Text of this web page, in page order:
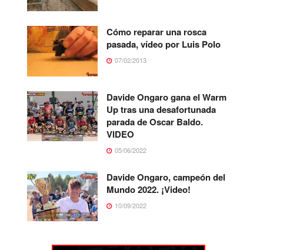
Cómo reparar una rosca
pasada, vídeo por Luis Polo
07/02/2013
Davide Ongaro gana el Warm
Up tras una desafortunada
parada de Oscar Baldo.
VIDEO
05/06/2022
Davide Ongaro, campeón del
Mundo 2022. ¡Video!
10/09/2022